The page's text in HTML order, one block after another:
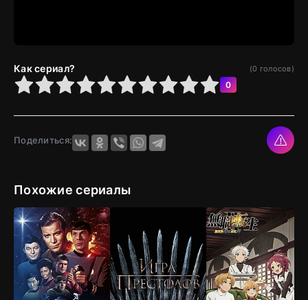
Как сериал? (0 голосов)
5 6 7 8 9 10 0
Поделиться:
Похожие сериалы